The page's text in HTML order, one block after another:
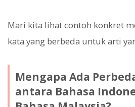
Mari kita lihat contoh konkret
kata yang berbeda untuk arti
Mengapa Ada
antara Bahasa